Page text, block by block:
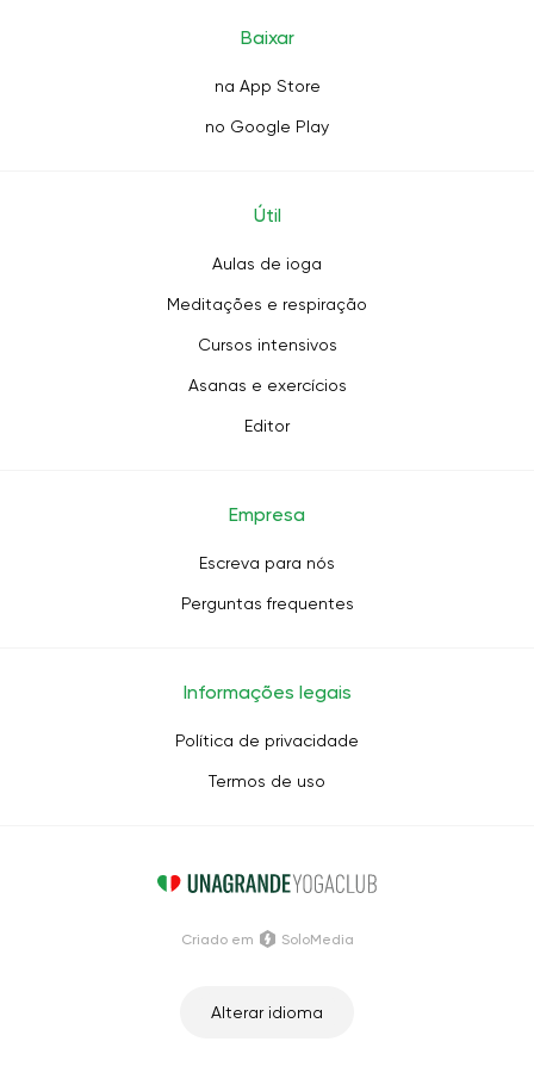
Baixar
na App Store
no Google Play
Útil
Aulas de ioga
Meditações e respiração
Cursos intensivos
Asanas e exercícios
Editor
Empresa
Escreva para nós
Perguntas frequentes
Informações legais
Política de privacidade
Termos de uso
Alterar idioma
Criado em SoloMedia